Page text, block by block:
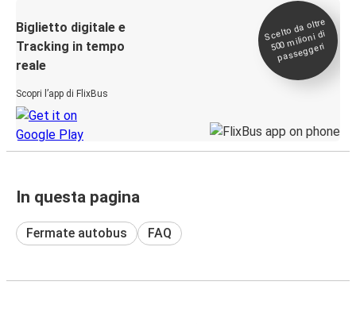
Biglietto digitale e
Tracking in tempo
reale
Scopri l’app di FlixBus
Scelto da oltre
500
milioni di
passeggeri
In questa pagina
Fermate autobus FAQ